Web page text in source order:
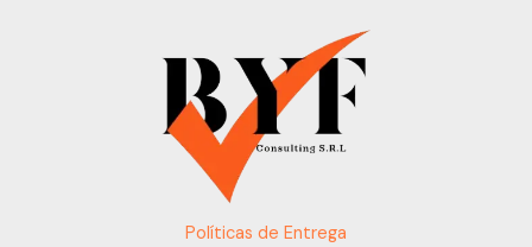
Políticas de Entrega